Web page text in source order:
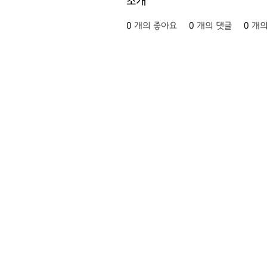
0 개의 좋아요 0 개의 댓글 0 개